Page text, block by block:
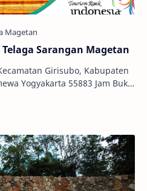
Sarangan Magetan
Girisubo, Kabupaten
Yogyakarta 55883 Jam Buka: